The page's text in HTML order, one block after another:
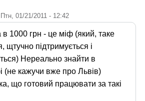
Птн, 01/21/2011 - 12:42
1000 грн - це міф (який, таке
щтучно підтримується і
Нереально знайти в
(не кажучи вже про Львів)
що готовий працювати за такі